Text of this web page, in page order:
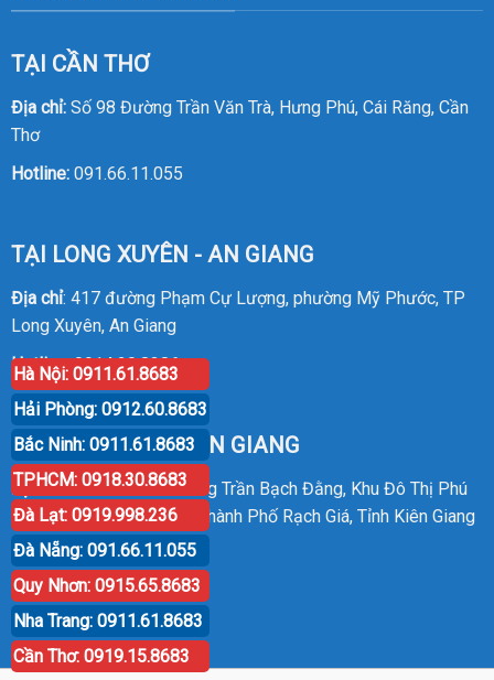
TẠI CẦN THƠ
Địa chỉ:Số 98 Đường Trần Văn Trà, Hưng Phú, Cái Răng, Cần
Thơ
Hotline: 091.66.11.055
TẠI LONG XUYÊN - AN GIANG
Địa chỉ: 417 đường Phạm Cự Lượng, phường Mỹ Phước, TP
Long Xuyên, An Giang
Hotline:0914.20.8386
TẠI RẠCH GIÁ - KIÊN GIANG
Địa chỉ: P30 Căn 07 Đường Trần Bạch Đằng, Khu Đô Thị Phú
Cường, Phường An Hòa, Thành Phố Rạch Giá, Tỉnh Kiên Giang
Hotline:0914.20.8386
Hà Nội: 0911.61.8683
Hải Phòng: 0912.60.8683
Bắc Ninh: 0911.61.8683
TPHCM: 0918.30.8683
Đà Lạt: 0919.998.236
Đà Nẵng: 091.66.11.055
Quy Nhơn: 0915.65.8683
Nha Trang: 0911.61.8683
Cần Thơ: 0919.15.8683